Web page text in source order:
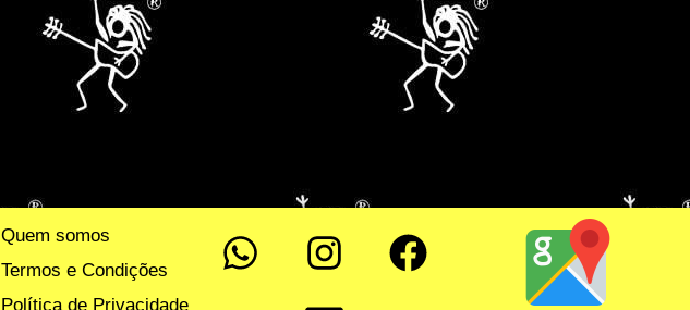
Quem somos
Termos e Condições
Política de Privacidade